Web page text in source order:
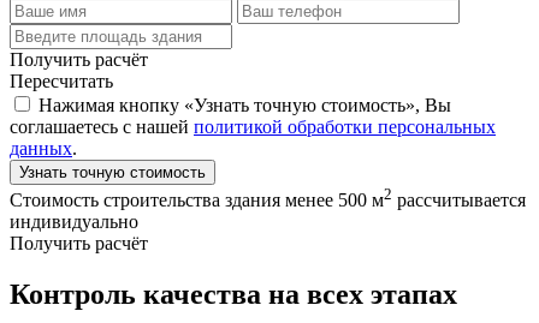
Получить расчёт
Пересчитать
Нажимая кнопку «Узнать точную стоимость», Вы
соглашаетесь с нашей политикой обработки персональных
данных.
Узнать точную стоимость
Стоимость строительства здания менее 500 м2 рассчитывается
индивидуально
Получить расчёт
Контроль качества на всех этапах